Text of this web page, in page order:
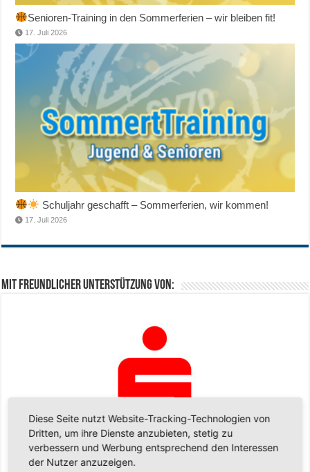
Senioren-Training in den Sommerferien – wir bleiben fit!
17. Juli 2026
Schuljahr geschafft – Sommerferien, wir kommen!
17. Juli 2026
Mit freundlicher Unterstützung von:
Diese Seite nutzt Website-Tracking-Technologien von
Dritten, um ihre Dienste anzubieten, stetig zu
verbessern und Werbung entsprechend den Interessen
der Nutzer anzuzeigen.